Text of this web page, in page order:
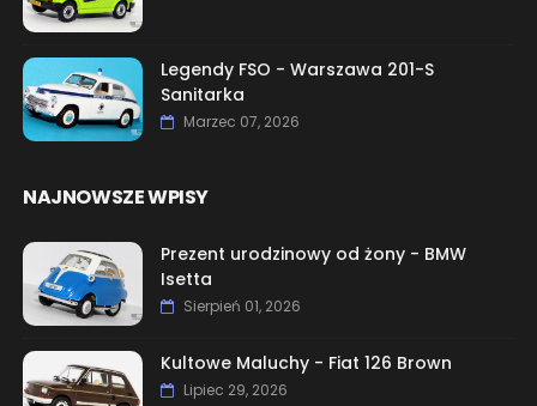
Legendy FSO - Warszawa 201-S
Sanitarka
Marzec 07, 2026
NAJNOWSZE WPISY
Prezent urodzinowy od żony - BMW
Isetta
Sierpień 01, 2026
Kultowe Maluchy - Fiat 126 Brown
Lipiec 29, 2026